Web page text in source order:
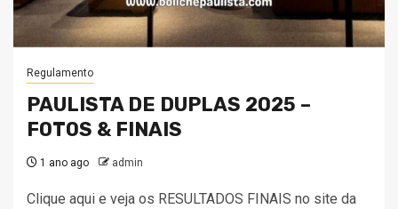
Regulamento
PAULISTA DE DUPLAS 2025 –
FOTOS & FINAIS
1 ano ago admin
Clique aqui e veja os RESULTADOS FINAIS no site da